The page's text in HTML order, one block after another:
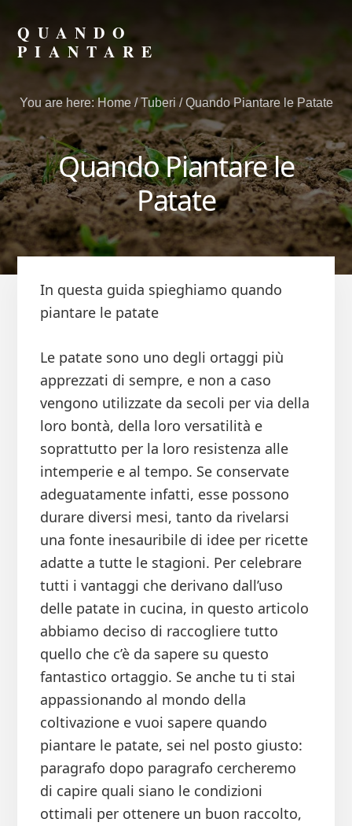
primary
sidebar
content
QUANDO
PIANTARE
Scopri
Momento
Giusto
per
Seminare
e
Piantare
You are here:Home / Tuberi /Quando Piantare le Patate
Quando Piantare le
Patate
In questa guida spieghiamo quando
piantare le patate
Le patate sono uno degli ortaggi più
apprezzati di sempre, e non a caso
vengono utilizzate da secoli per via della
loro bontà, della loro versatilità e
soprattutto per la loro resistenza alle
intemperie e al tempo. Se conservate
adeguatamente infatti, esse possono
durare diversi mesi, tanto da rivelarsi
una fonte inesauribile di idee per ricette
adatte a tutte le stagioni. Per celebrare
tutti i vantaggi che derivano dall’uso
delle patate in cucina, in questo articolo
abbiamo deciso di raccogliere tutto
quello che c’è da sapere su questo
fantastico ortaggio. Se anche tu ti stai
appassionando al mondo della
coltivazione e vuoi sapere quando
piantare le patate, sei nel posto giusto:
paragrafo dopo paragrafo cercheremo
di capire quali siano le condizioni
ottimali per ottenere un buon raccolto,